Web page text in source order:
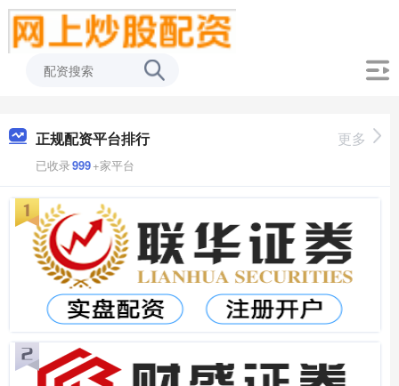
正规配资平台排行
已收录999+家平台
更多